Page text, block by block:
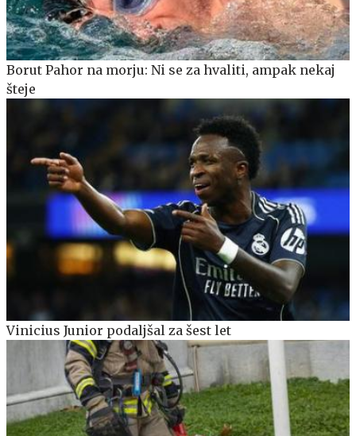
Borut Pahor na morju: Ni se za hvaliti, ampak nekaj
šteje
Vinicius Junior podaljšal za šest let